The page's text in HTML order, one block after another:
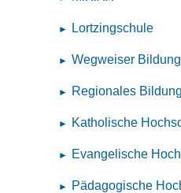
Lortzingschule
Wegweiser Bildung
Regionales
Katholische
Evangelische
Pädagogische